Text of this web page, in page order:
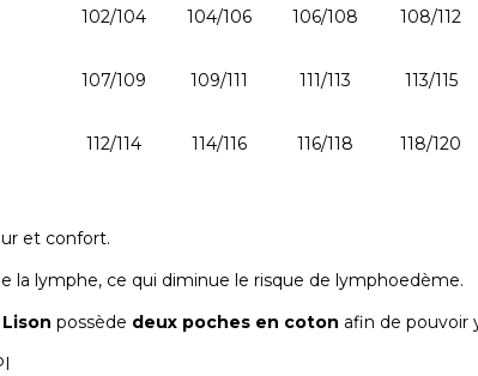
102/104 104/106 106/108 108/112
107/109 109/111 111/113 113/115
112/114 114/116 116/118 118/120
et confort.
la lymphe, ce qui diminue le risque de lymphoedème.
possède deux poches en coton afin de pouvoir